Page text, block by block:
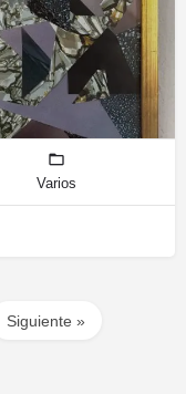
Varios
Siguiente »